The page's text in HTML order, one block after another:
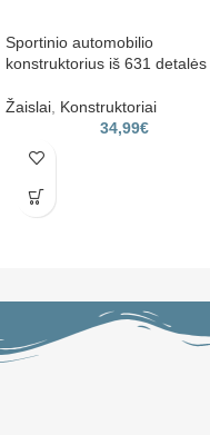
Sportinio automobilio
konstruktorius iš 631 detalės
Žaislai Konstruktoriai
34,99€